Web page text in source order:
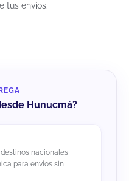
tus envíos.
Hunucmá?
nacionales
para envíos sin